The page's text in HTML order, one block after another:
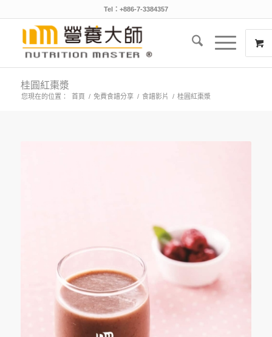
Tel：+886-7-3384357
桂圓紅棗漿
您現在的位置： 首頁 / 免費食譜分享 / 食譜影片 / 桂圓紅棗漿